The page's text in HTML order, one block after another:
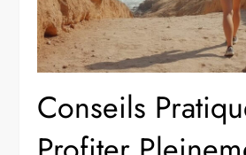
Conseils